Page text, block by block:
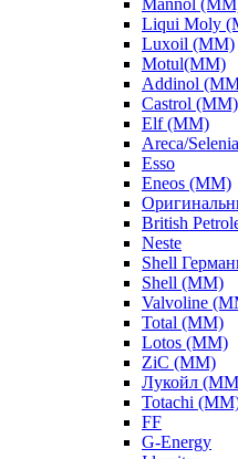
Mannol
Liqui Moly
Luxoil (ММ)
Motul(ММ)
Addinol
Castrol (ММ)
Elf (ММ)
Areca/
Esso
Eneos (ММ)
British
Neste
Shell
Shell (ММ)
Valvoline
Total (ММ)
Lotos (ММ)
ZiC (ММ)
Лукойл
Totachi
FF
G-Energy